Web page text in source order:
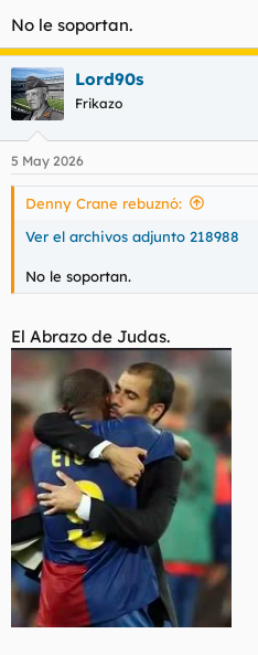
No le soportan.
Lord90s
Frikazo
5 May 2026
Denny Crane rebuznó:
Ver el archivos adjunto 218988
No le soportan.
El Abrazo de Judas.